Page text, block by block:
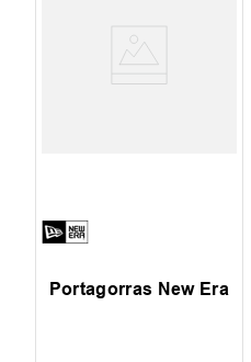
Portagorras New Era